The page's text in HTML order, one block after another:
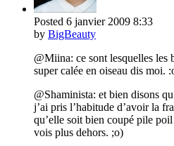
Posted 6 janvier 2009 8:33
by BigBeauty
@Miina: ce sont lesquelles les
super calée en oiseau dis moi.
@Shaminista: et bien disons
j’ai pris l’habitude d’avoir la
qu’elle soit bien coupé pile
vois plus dehors. ;o)